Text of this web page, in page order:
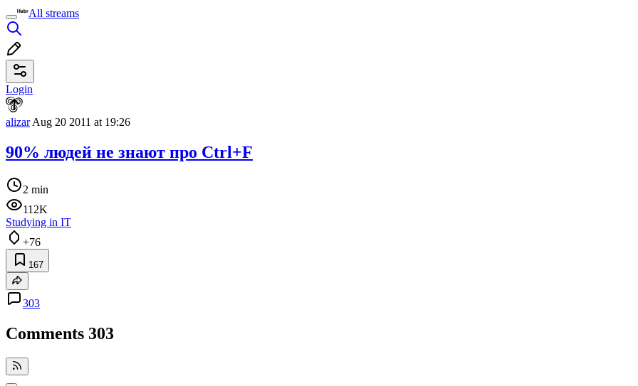
All streams
Login
alizarAug 20 2011 at 19:26
90% людей не знают про Ctrl+F
2 min
112K
Studying in IT
+76
167
303
Comments 303